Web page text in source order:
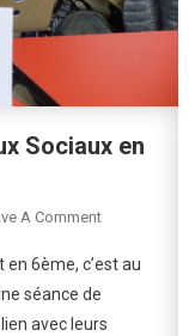
Sociaux en
A CommentOn
Bons
Usages
Des
6ème, c’est au
séance de
avec leurs